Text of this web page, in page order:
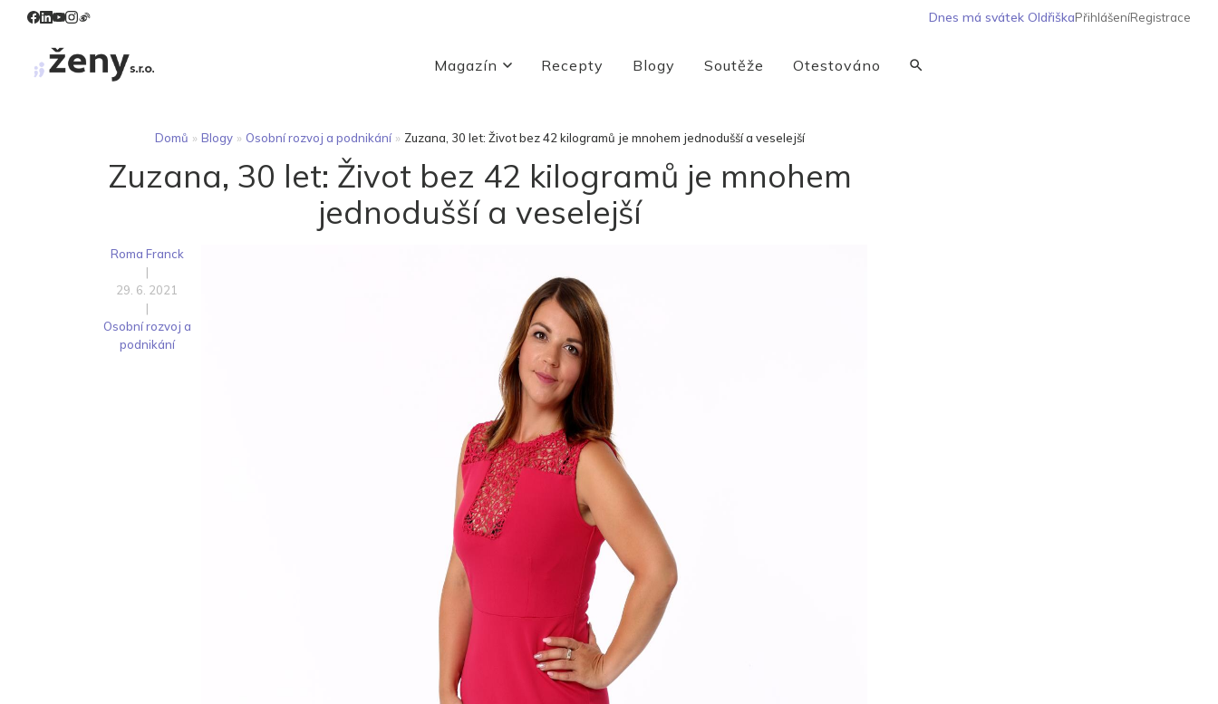
Dnes má svátek OldřiškaPřihlášeníRegistrace
Magazín Recepty Blogy Soutěže Otestováno
Domů » Blogy » Osobní rozvoj a podnikání » Zuzana, 30 let: Život bez 42 kilogramů je mnohem jednodušší a veselejší
Zuzana, 30 let: Život bez 42 kilogramů je mnohem
jednodušší a veselejší
Roma Franck
|
29. 6. 2021
|
Osobní rozvoj a
podnikání